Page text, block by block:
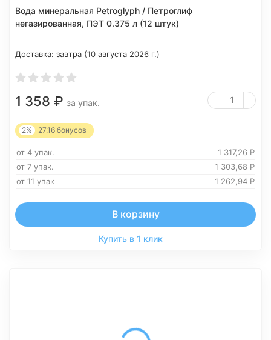
Вода минеральная Petroglyph / Петроглиф
негазированная, ПЭТ 0.375 л (12 штук)
Доставка: завтра (10 августа 2026 г.)
1 358 ₽ за упак.
2% 27.16 бонусов
от 4 упак. 1 317,26 Р
от 7 упак.
1 303,68 Р
от 11 упак
1 262,94 Р
В корзину
Купить в 1 клик